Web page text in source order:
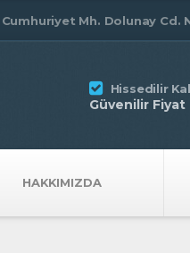
Cumhuriyet Mh. Dolunay Cd.
HAKKIMIZDA
Hissedilir
Güvenilir Fiyat